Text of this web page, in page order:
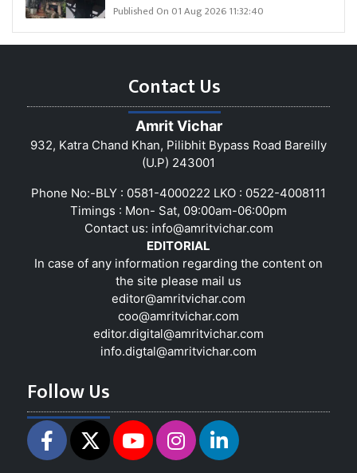
Published On 01 Aug 2026 11:32:40
Contact Us
Amrit Vichar
932, Katra Chand Khan, Pilibhit Bypass Road Bareilly
(U.P) 243001
Phone No:-BLY : 0581-4000222 LKO : 0522-4008111
Timings : Mon- Sat, 09:00am-06:00pm
Contact us: info@amritvichar.com
EDITORIAL
In case of any information regarding the content on
the site please mail us
editor@amritvichar.com
coo@amritvichar.com
editor.digital@amritvichar.com
info.digtal@amritvichar.com
Follow Us